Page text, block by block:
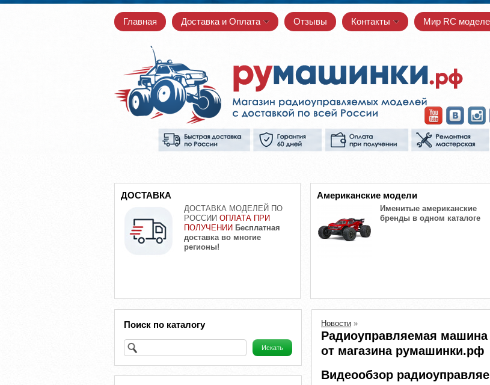
Главная Доставка и Оплата Отзывы Контакты Мир RC
ДОСТАВКА
ДОСТАВКА МОДЕЛЕЙ ПО
РОССИИ ОПЛАТА ПРИ
ПОЛУЧЕНИИ Бесплатная
доставка во многие
регионы!
Американские модели
Именитые американские
бренды в одном каталоге
Поиск по каталогу Новости »
Радиоуправляемая
от магазина румашинки.рф
Видеообзор